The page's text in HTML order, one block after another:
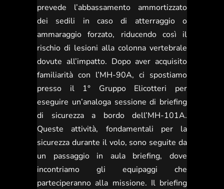
prevede l’abbassamento ammortizzato
dei sedili in caso di atterraggio o
ammaraggio forzato, riducendo così il
rischio di lesioni alla colonna vertebrale
dovute all’impatto. Dopo aver acquisito
familiarità con l’MH-90A, ci spostiamo
presso il 1° Gruppo Elicotteri per
eseguire un’analoga sessione di briefing
di sicurezza a bordo dell’MH-101A.
Queste attività, fondamentali per la
sicurezza durante il volo, sono seguite da
un passaggio in aula briefing, dove
incontriamo gli equipaggi che
parteciperanno alla missione. Il briefing